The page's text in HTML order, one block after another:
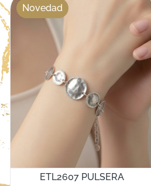
Novedad
ETL2607 PULSERA